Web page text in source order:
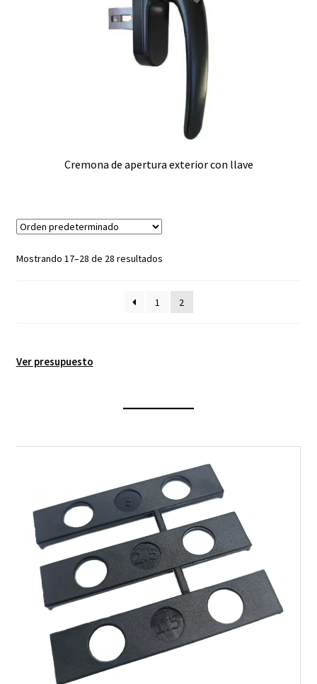
Cremona de apertura exterior con llave
Mostrando 17–28 de 28 resultados
1 2
Ver presupuesto